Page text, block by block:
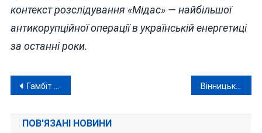
контекст розслідування «Мідас» — найбільшої
антикорупційної операції в українській енергетиці
за останні роки.
Навігація
записів
Гамбіт депутата Мордванюка: між виправданням за «рейдерство» та мільйонами в тіні Вінницькі патрульні врятували жінку, яка хотіла стрибнути з Київського мосту (відео)
ПОВ'ЯЗАНІ НОВИНИ